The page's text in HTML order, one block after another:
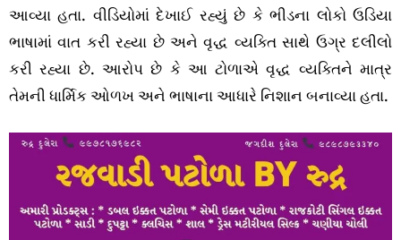
આવ્યા હતા. વીડિયોમાં દેખાઈ રહ્યું છે કે ભીડના લોકો ઉડિયા
ભાષામાં વાત કરી રહ્યા છે અને વૃદ્ધ વ્યક્તિ સાથે ઉગ્ર દલીલો
કરી રહ્યા છે. આરોપ છે કે આ ટોળાએ વૃદ્ધ વ્યક્તિને માત્ર
તેમની ધાર્મિક ઓળખ અને ભાષાના આધારે નિશાન બનાવ્યા હતા.